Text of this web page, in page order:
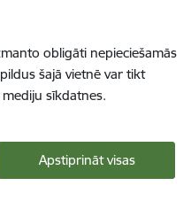
obligāti nepieciešamās
šajā vietnē var tikt
sīkdatnes.
Apstiprināt visas